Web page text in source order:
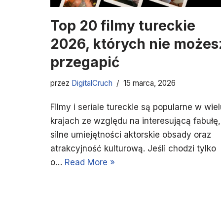
Top 20 filmy tureckie
2026, których nie
przegapić
przez DigitalCruch 15 marca, 2026
Filmy i seriale tureckie są popularne w
krajach ze względu na interesującą fabułę,
silne umiejętności aktorskie obsady oraz
atrakcyjność kulturową. Jeśli chodzi tylko
o… Read More »